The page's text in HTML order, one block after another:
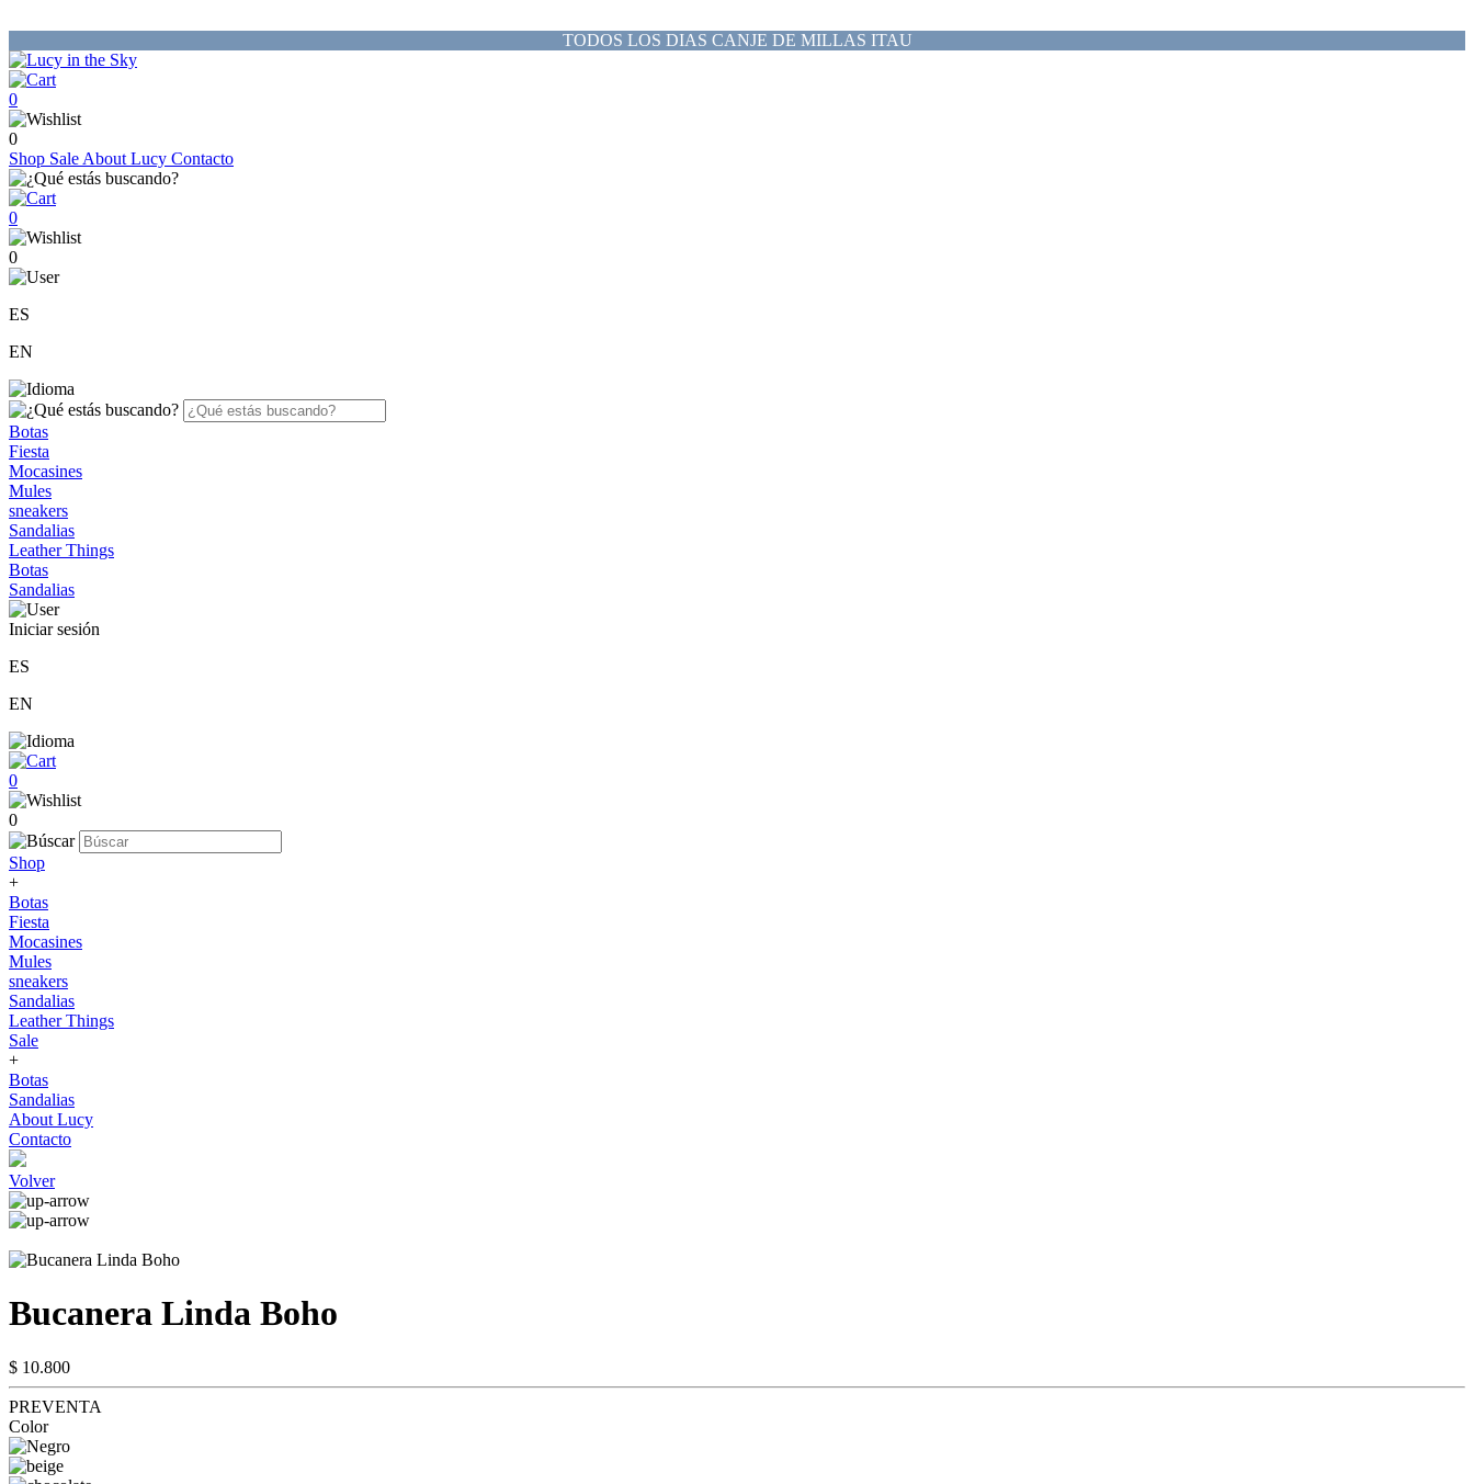
TODOS LOS DIAS CANJE DE MILLAS ITAU
0
0
Shop Sale About Lucy Contacto
0
0
ES
EN
Botas
Fiesta
Mocasines
Mules
sneakers
Sandalias
Leather Things
Botas
Sandalias
Iniciar sesión
ES
EN
0
0
Shop
+
Botas
Fiesta
Mocasines
Mules
sneakers
Sandalias
Leather Things
Sale
+
Botas
Sandalias
About Lucy
Contacto
Volver
Bucanera Linda Boho
$ 10.800
PREVENTA
Color